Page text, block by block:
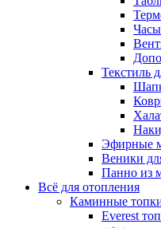
Текстиль
Эфирные
Веники
Панно из
Всё для отопления
Каминные
Everest